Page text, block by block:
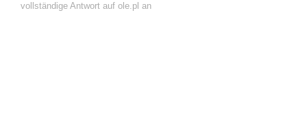
vollständige Antwort auf ole.pl an